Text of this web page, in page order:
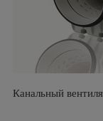
Канальный